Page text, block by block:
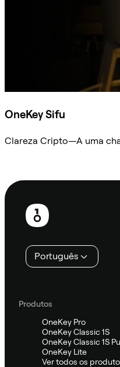
OneKey Sifu
Clareza Cripto—A uma
Rodapé
Português
Produtos
OneKey Pro
OneKey Classic 1S
OneKey Classic 1S
OneKey Lite
Ver todos os